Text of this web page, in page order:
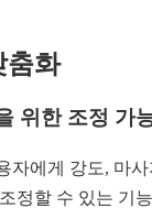
춤화
위한 조정 가
자에게 강도, 마
정할 수 있는 기